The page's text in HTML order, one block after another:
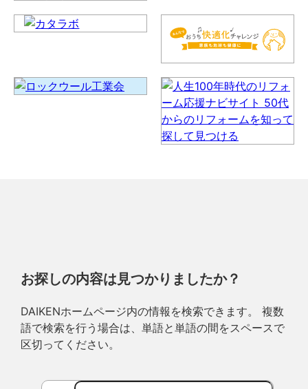
お探しの内容は見つかりましたか？
DAIKENホームページ内の情報を検索できます。 複数
語で検索を行う場合は、単語と単語の間をスペースで
区切ってください。